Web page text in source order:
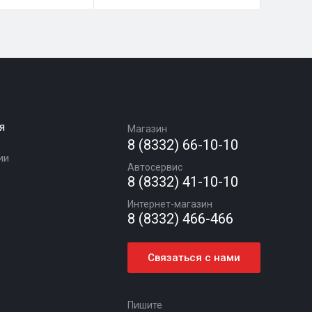
Магазин
8 (8332) 66-10-10
Автосервис
8 (8332) 41-10-10
Интернет-магазин
8 (8332) 466-466
Связаться с нами
Пишите